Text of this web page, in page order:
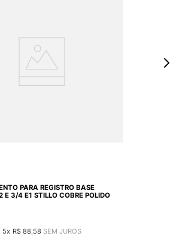
PARA REGISTRO BASE
E 3/4 E1 STILLO COBRE POLIDO
5 R$ 88 58